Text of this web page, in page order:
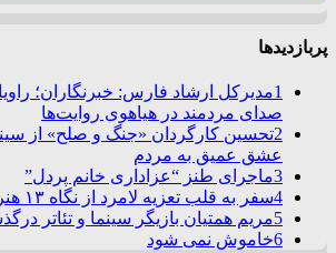
پربازدیدها
1مدیرکل ارشاد فارس: خبرنگاران؛
صدای مردمند در هیاهوی روایت‌ها
2تحسین کارگردان «جنگ و صلح» از
عشق عمیق به مردم
3ماجرای طنز “عزاداری خانم پردل”
4سفر به قلب تعزیه لامرد از نگاه ۱۳ هنرمند عکاس
5مریم همتیان بازیگر سینما و تئاتر
6خاموش نمی شود